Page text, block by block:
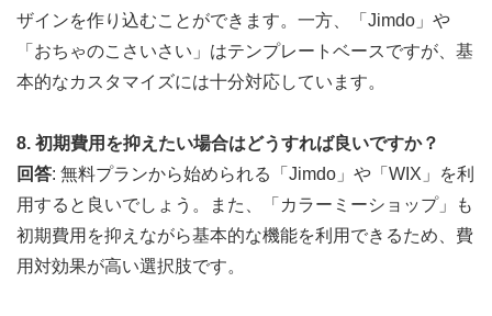
ザインを作り込むことができます。一方、「Jimdo」や
「おちゃのこさいさい」はテンプレートベースですが、基
本的なカスタマイズには十分対応しています。
8. 初期費用を抑えたい場合はどうすれば良いですか？
回答: 無料プランから始められる「Jimdo」や「WIX」を利
用すると良いでしょう。また、「カラーミーショップ」も
初期費用を抑えながら基本的な機能を利用できるため、費
用対効果が高い選択肢です。